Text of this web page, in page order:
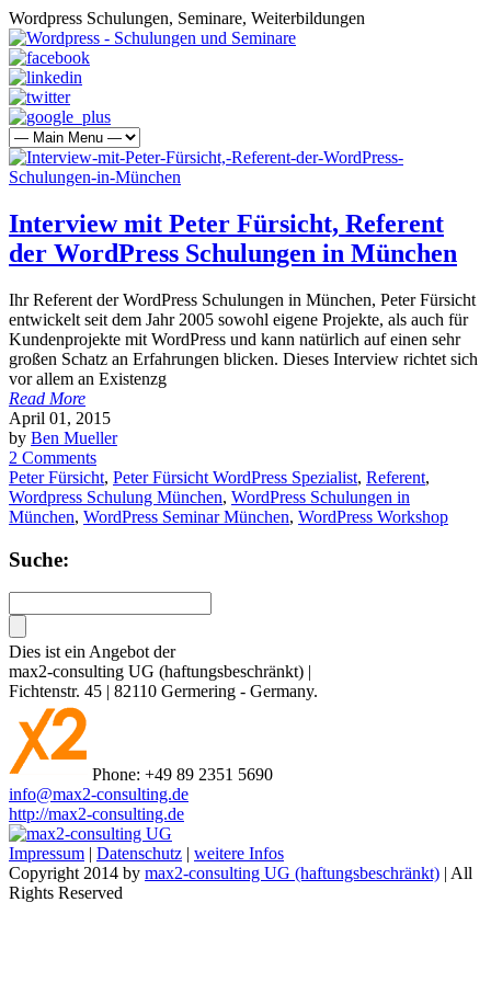
Wordpress Schulungen, Seminare, Weiterbildungen
Interview mit Peter Fürsicht, Referent
der WordPress Schulungen in München
Ihr Referent der WordPress Schulungen in München, Peter Fürsicht
entwickelt seit dem Jahr 2005 sowohl eigene Projekte, als auch für
Kundenprojekte mit WordPress und kann natürlich auf einen sehr
großen Schatz an Erfahrungen blicken. Dieses Interview richtet sich
vor allem an Existenzg
Read More
April 01, 2015
by Ben Mueller
2 Comments
Peter Fürsicht, Peter Fürsicht WordPress Spezialist, Referent,
Wordpress Schulung München, WordPress Schulungen in
München, WordPress Seminar München, WordPress Workshop
Suche:
Dies ist ein Angebot der
max2-consulting UG (haftungsbeschränkt) |
Fichtenstr. 45 | 82110 Germering - Germany.
Phone: +49 89 2351 5690
info@max2-consulting.de
http://max2-consulting.de
Impressum | Datenschutz | weitere Infos
Copyright 2014 by max2-consulting UG (haftungsbeschränkt) | All
Rights Reserved